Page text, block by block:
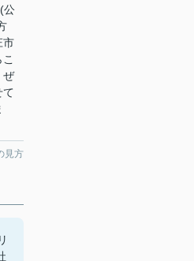
公
市
ぜ
て
見方